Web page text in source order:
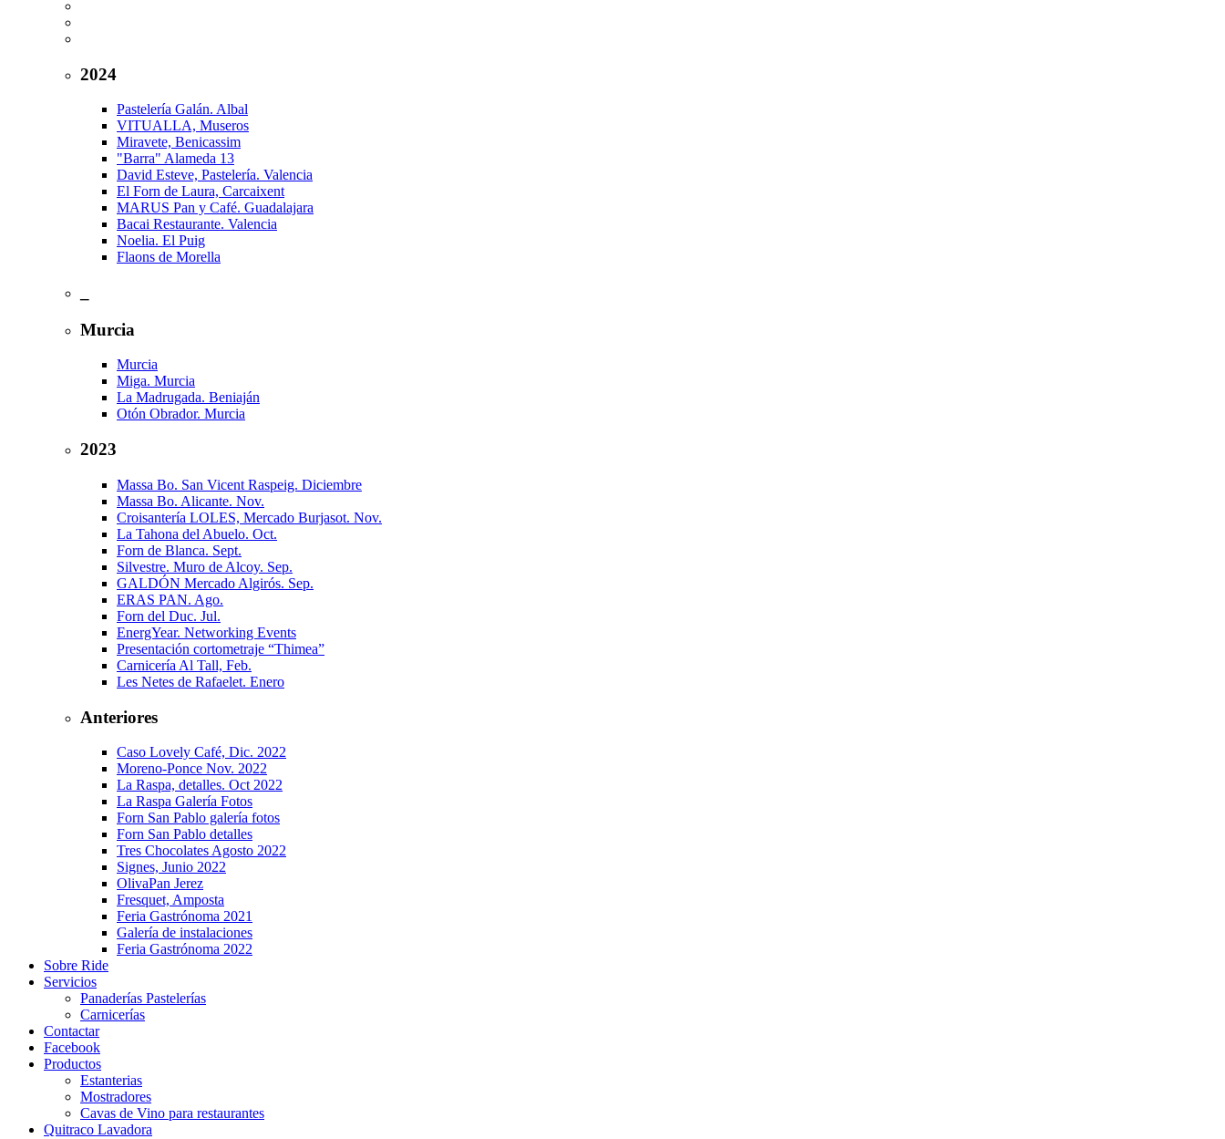
2024
Pastelería Galán. Albal
VITUALLA, Museros
Miravete, Benicassim
"Barra" Alameda 13
David Esteve, Pastelería. Valencia
El Forn de Laura, Carcaixent
MARUS Pan y Café. Guadalajara
Bacai Restaurante. Valencia
Noelia. El Puig
Flaons de Morella
Murcia
Murcia
Miga. Murcia
La Madrugada. Beniaján
Otón Obrador. Murcia
2023
Massa Bo. San Vicent Raspeig. Diciembre
Massa Bo. Alicante. Nov.
Croisantería LOLES, Mercado Burjasot. Nov.
La Tahona del Abuelo. Oct.
Forn de Blanca. Sept.
Silvestre. Muro de Alcoy. Sep.
GALDÓN Mercado Algirós. Sep.
ERAS PAN. Ago.
Forn del Duc. Jul.
EnergYear. Networking Events
Presentación cortometraje “Thimea”
Carnicería Al Tall, Feb.
Les Netes de Rafaelet. Enero
Anteriores
Caso Lovely Café, Dic. 2022
Moreno-Ponce Nov. 2022
La Raspa, detalles. Oct 2022
La Raspa Galería Fotos
Forn San Pablo galería fotos
Forn San Pablo detalles
Tres Chocolates Agosto 2022
Signes, Junio 2022
OlivaPan Jerez
Fresquet, Amposta
Feria Gastrónoma 2021
Galería de instalaciones
Feria Gastrónoma 2022
Sobre Ride
Servicios
Panaderías Pastelerías
Carnicerías
Contactar
Facebook
Productos
Estanterias
Mostradores
Cavas de Vino para restaurantes
Quitraco Lavadora